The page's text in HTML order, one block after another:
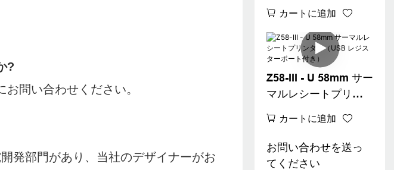
（Windows、iOS、
Android対応、
USB+Wi-Fi接続）
カートに追加
Z58-III - U 58mm サー
マルレシートプリン
ーポート付き）
カートに追加
お問い合わせを送っ
てください
?
問い合わせください。
発部門があり、当社のデザイナーがお